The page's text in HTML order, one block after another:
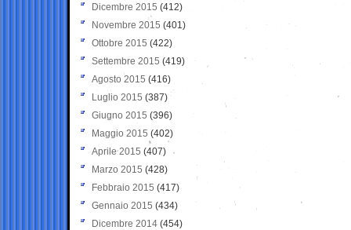
Dicembre 2015 (412)
Novembre 2015 (401)
Ottobre 2015 (422)
Settembre 2015 (419)
Agosto 2015 (416)
Luglio 2015 (387)
Giugno 2015 (396)
Maggio 2015 (402)
Aprile 2015 (407)
Marzo 2015 (428)
Febbraio 2015 (417)
Gennaio 2015 (434)
Dicembre 2014 (454)